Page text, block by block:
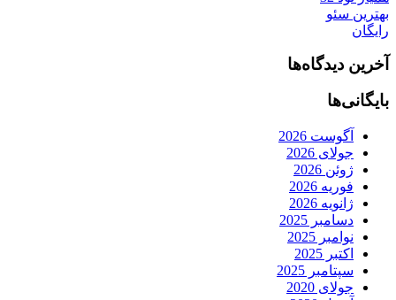
بهترین سئو
رایگان
آخرین دیدگاه‌ها
بایگانی‌ها
آگوست 2026
جولای 2026
ژوئن 2026
فوریه 2026
ژانویه 2026
دسامبر 2025
نوامبر 2025
اکتبر 2025
سپتامبر 2025
جولای 2020